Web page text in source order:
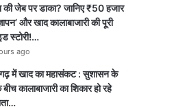
की जेब पर डाका? जानिए ₹50 हजार
और खाद कालाबाजारी की पूरी
स्टोरी!…
ago
में खाद का महासंकट : सुशासन के
बीच कालाबाजारी का शिकार हो रहे